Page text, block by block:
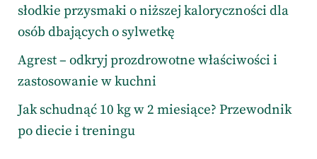
słodkie przysmaki o niższej kaloryczności dla
osób dbających o sylwetkę
Agrest – odkryj prozdrowotne właściwości i
zastosowanie w kuchni
Jak schudnąć 10 kg w 2 miesiące? Przewodnik
po diecie i treningu